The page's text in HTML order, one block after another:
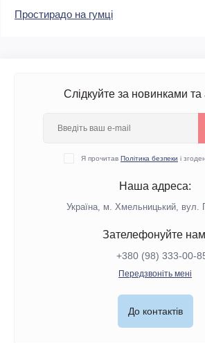
Простирадо на гумці
Слідкуйте за новинками та
Я прочитав Політика безпеки і
Наша адреса:
Україна, м. Хмельницький, вул.
Зателефонуйте
+380 (98) 333-00-
Передзвоніть мені
До контактів